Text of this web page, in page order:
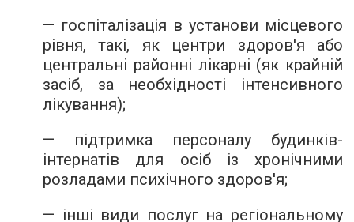
— госпіталізація в установи місцевого
рівня, такі, як центри здоров'я або
центральні районні лікарні (як крайній
засіб, за необхідності інтенсивного
лікування);
— підтримка персоналу будинків-
інтернатів для осіб із хронічними
розладами психічного здоров'я;
— інші види послуг на регіональному